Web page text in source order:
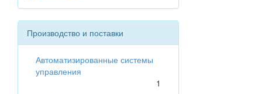
Производство и поставки
Автоматизированные системы
управления
1